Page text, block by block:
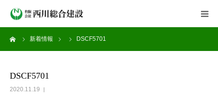
新着情報 DSCF5701
DSCF5701
2020.11.19
会社案内